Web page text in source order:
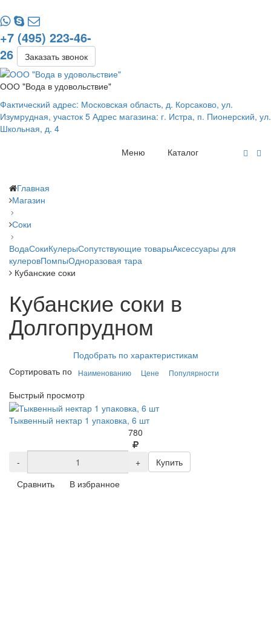
+7 (495) 223-46-
26
Заказать звонок
ООО "Вода в удовольствие"
Фактический адрес: Московская область, д. Корсаково, ул.
Изумрудная, участок 5 Адрес магазина: г. Истра, п. Пионерский, ул.
Школьная, д. 4
Каталог
Меню
Главная
Магазин
Соки
ВодаСокиКулерыСопутствующие товарыАксессуары для
кулеровПомпыОдноразовая тара
Кубанские соки
Кубанские соки в
Долгопрудном
Подобрать по характеристикам
Сортировать по
Наименованию Цене Популярности
Быстрый просмотр
Тыквенный нектар 1 упаковка, 6 шт
780
- +
Купить
Сравнить
В избранное